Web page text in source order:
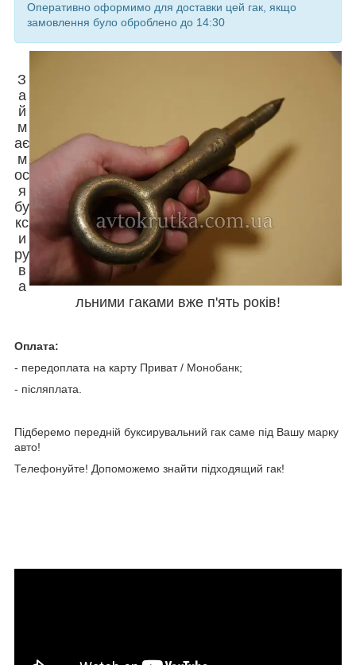
Оперативно оформимо для доставки цей гак, якщо
замовлення було оброблено до 14:30
З
а
й
м
ає
м
ос
я
бу
кс
и
ру
в
а
льними гаками вже п'ять років!
Оплата:
- передоплата на карту Приват / Монобанк;
- післяплата.
Підберемо передній буксирувальний гак саме під Вашу марку
авто!
Телефонуйте! Допоможемо знайти підходящий гак!